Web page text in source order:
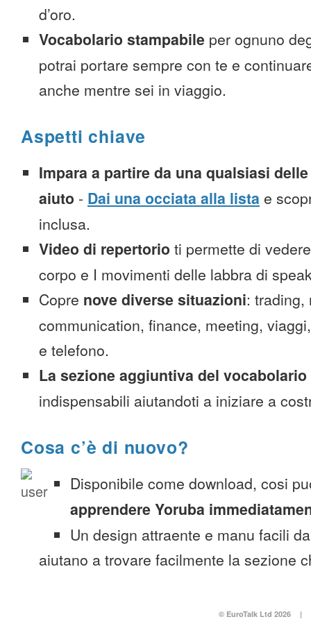
d’oro.
Vocabolario stampabile per ognuno
potrai portare sempre con te e
anche mentre sei in viaggio.
Aspetti chiave
Impara a partire da una qualsiasi
aiuto - Dai una occiata alla lista e
inclusa.
Video di repertorio ti permette di
corpo e I movimenti delle labbra di
Copre nove diverse situazioni: trading,
communication, finance, meeting,
e telefono.
La sezione aggiuntiva del vocabolario
indispensabili aiutandoti a iniziare a
Cosa c’è di nuovo?
Disponibile come download, cosi
apprendere Yoruba
Un design attraente e manu facili
aiutano a trovare facilmente la sezione
© EuroTalk Ltd 2026 |